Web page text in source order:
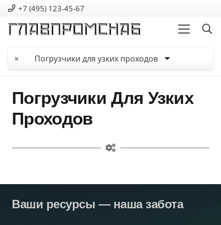
+7 (495) 123-45-67
× Погрузчики для узких проходов
Погрузчики Для Узких
Проходов
Ваши ресурсы — наша забота